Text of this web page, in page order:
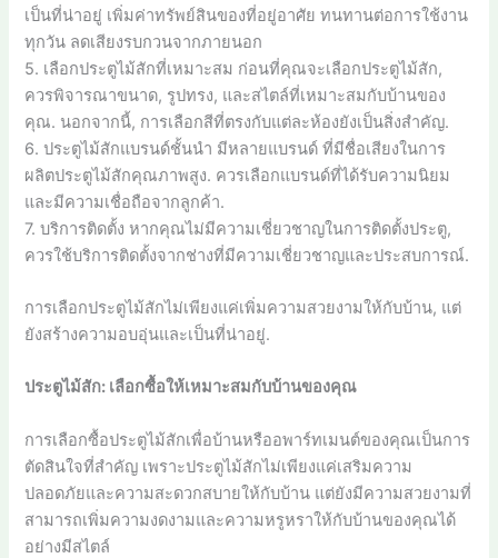
เป็นที่น่าอยู่ เพิ่มค่าทรัพย์สินของที่อยู่อาศัย ทนทานต่อการใช้งาน
ทุกวัน ลดเสียงรบกวนจากภายนอก
5. เลือกประตูไม้สักที่เหมาะสม ก่อนที่คุณจะเลือกประตูไม้สัก,
ควรพิจารณาขนาด, รูปทรง, และสไตล์ที่เหมาะสมกับบ้านของ
คุณ. นอกจากนี้, การเลือกสีที่ตรงกับแต่ละห้องยังเป็นสิ่งสำคัญ.
6. ประตูไม้สักแบรนด์ชั้นนำ มีหลายแบรนด์ ที่มีชื่อเสียงในการ
ผลิตประตูไม้สักคุณภาพสูง. ควรเลือกแบรนด์ที่ได้รับความนิยม
และมีความเชื่อถือจากลูกค้า.
7. บริการติดตั้ง หากคุณไม่มีความเชี่ยวชาญในการติดตั้งประตู,
ควรใช้บริการติดตั้งจากช่างที่มีความเชี่ยวชาญและประสบการณ์.
การเลือกประตูไม้สักไม่เพียงแค่เพิ่มความสวยงามให้กับบ้าน, แต่
ยังสร้างความอบอุ่นและเป็นที่น่าอยู่.
ประตูไม้สัก: เลือกซื้อให้เหมาะสมกับบ้านของคุณ
การเลือกซื้อประตูไม้สักเพื่อบ้านหรืออพาร์ทเมนต์ของคุณเป็นการ
ตัดสินใจที่สำคัญ เพราะประตูไม้สักไม่เพียงแค่เสริมความ
ปลอดภัยและความสะดวกสบายให้กับบ้าน แต่ยังมีความสวยงามที่
สามารถเพิ่มความงดงามและความหรูหราให้กับบ้านของคุณได้
อย่างมีสไตล์